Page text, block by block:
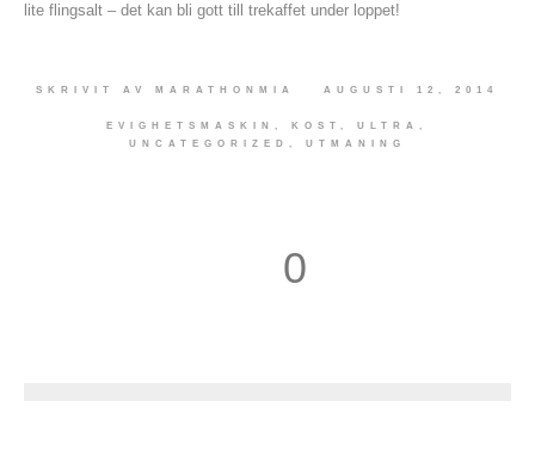
lite flingsalt – det kan bli gott till trekaffet under loppet!
SKRIVIT AV MARATHONMIA AUGUSTI 12, 2014
EVIGHETSMASKIN, KOST,ULTRA,
UNCATEGORIZED , UTMANING
0